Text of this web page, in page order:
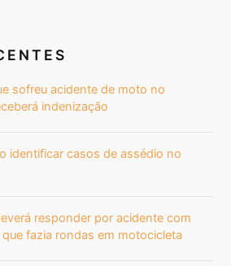
sofreu acidente de moto no
indenização
identificar casos de assédio no
responder por acidente com
fazia rondas em motocicleta